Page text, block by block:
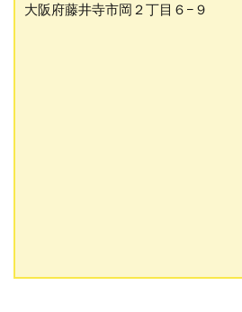
大阪府藤井寺市岡２丁目６−９